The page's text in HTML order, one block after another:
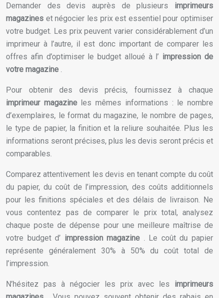
Demander des devis auprès de plusieurs imprimeurs
magazines et négocier les prix est essentiel pour optimiser
votre budget. Les prix peuvent varier considérablement d’un
imprimeur à l’autre, il est donc important de comparer les
offres afin d’optimiser le budget alloué à l’ impression de
votre magazine .
Pour obtenir des devis précis, fournissez à chaque
imprimeur magazine les mêmes informations : le nombre
d’exemplaires, le format du magazine, le nombre de pages,
le type de papier, la finition et la reliure souhaitée. Plus les
informations seront précises, plus les devis seront précis et
comparables.
Comparez attentivement les devis en tenant compte du coût
du papier, du coût de l’impression, des coûts additionnels
pour les finitions spéciales et des délais de livraison. Ne
vous contentez pas de comparer le prix total, analysez
chaque poste de dépense pour une meilleure maîtrise de
votre budget d’ impression magazine . Le coût du papier
représente généralement 30% à 50% du coût total de
l’impression.
N’hésitez pas à négocier les prix avec les imprimeurs